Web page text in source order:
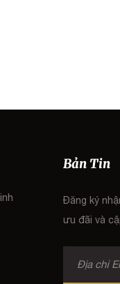
Bản Tin
Đăng ký
ưu đãi và